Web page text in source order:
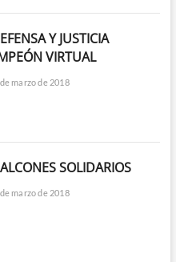
Y JUSTICIA
VIRTUAL
marzo de 2018
SOLIDARIOS
marzo de 2018